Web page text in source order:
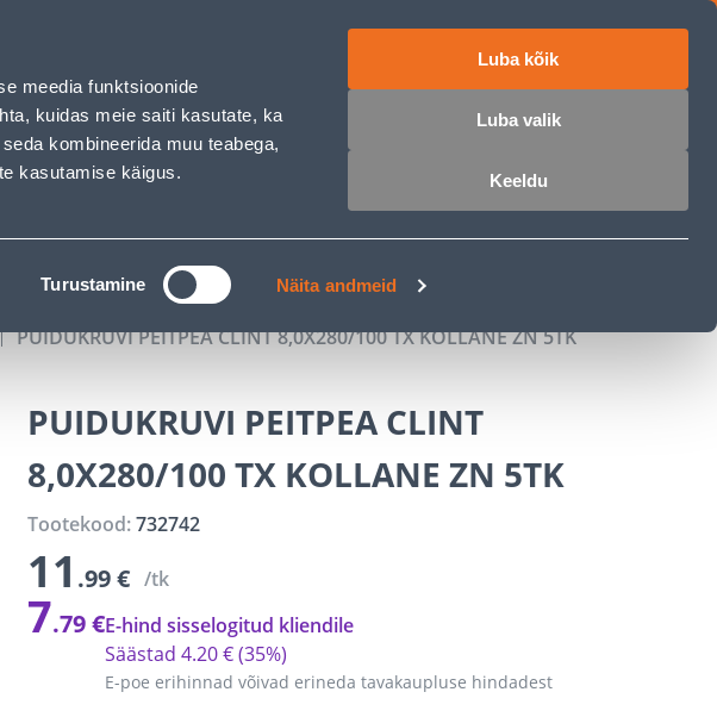
meedia funktsioonide
kuidas meie saiti kasutate, ka
kombineerida muu teabega,
kasutamise käigus.
Turustamine Näita andmeid
Luba kõik
Luba valik
Keeldu
Logi sisse
JÄRELMAKS
PUIDUKRUVI PEITPEA CLINT 8,0X280/100 TX KOLLANE ZN 5TK
PUIDUKRUVI PEITPEA CLINT
8,0X280/100 TX KOLLANE ZN 5TK
Tootekood:732742
11 .99 € /tk
7.79 €
E-poe erihinnad võivad erineda tavakaupluse hindadest
Säästad 4.20 €(35%)
E-hind sisselogitud kliendile